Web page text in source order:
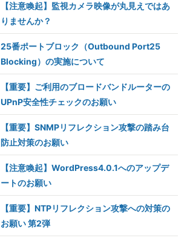
【注意喚起】監視カメラ映像が丸見えではあ
りませんか？
25番ポートブロック（Outbound Port25
Blocking）の実施について
【重要】ご利用のブロードバンドルーターの
UPnP安全性チェックのお願い
【重要】SNMPリフレクション攻撃の踏み台
防止対策のお願い
【注意喚起】WordPress4.0.1へのアップデ
ートのお願い
【重要】NTPリフレクション攻撃への対策の
お願い 第2弾